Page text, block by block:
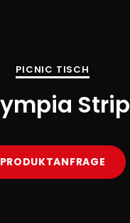
PICNIC TISCH
Strip
PRODUKTANFRAGE